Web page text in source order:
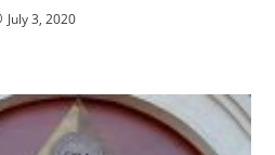
July 3, 2020